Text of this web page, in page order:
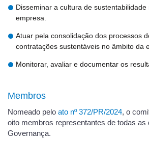
Disseminar a cultura de sustentabilidade
empresa.
Atuar pela consolidação dos processos
contratações sustentáveis no âmbito da
Monitorar, avaliar e documentar os
Membros
Nomeado pelo ato nº 372/PR/2024, o
oito membros representantes de todas as
Governança.